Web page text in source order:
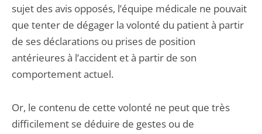
sujet des avis opposés, l’équipe médicale ne pouvait
que tenter de dégager la volonté du patient à partir
de ses déclarations ou prises de position
antérieures à l’accident et à partir de son
comportement actuel.
Or, le contenu de cette volonté ne peut que très
difficilement se déduire de gestes ou de